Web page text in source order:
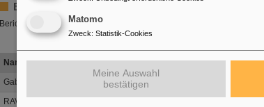
Bericht gemäß Artikel 25 Abs. 2 Europäisches
Berichtszeitraum: 08.08.2025 - 31.12.2025
Name des Medienanbieters Name der
Gabler Werbeagentur GmbH
RAV Medienagentur UG (haftungsbeschränkt)
Matomo
Zweck: Statistik-Cookies
Meine Auswahl
bestätigen